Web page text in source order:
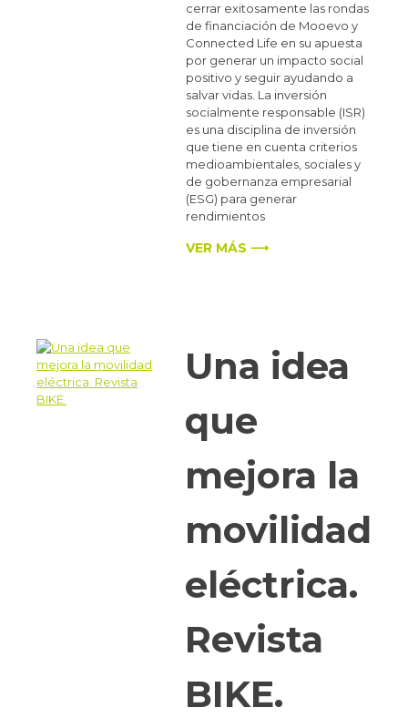
cerrar exitosamente las rondas
de financiación de Mooevo y
Connected Life en su apuesta
por generar un impacto social
positivo y seguir ayudando a
salvar vidas. La inversión
socialmente responsable (ISR)
es una disciplina de inversión
que tiene en cuenta criterios
medioambientales, sociales y
de gobernanza empresarial
(ESG) para generar
rendimientos
VER MÁS ⟶
Una idea
que
mejora la
movilidad
eléctrica.
Revista
BIKE.